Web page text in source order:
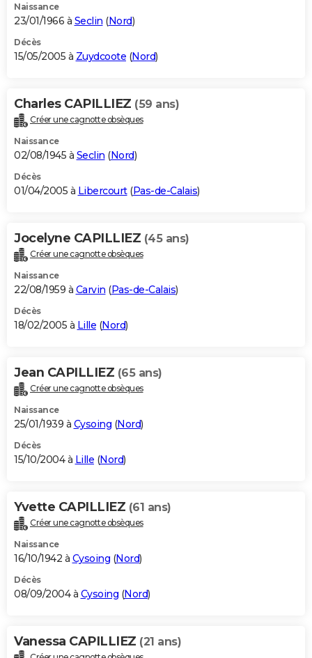
Naissance
23/01/1966 à Seclin (Nord)
Décès
15/05/2005 à Zuydcoote (Nord)
Charles CAPILLIEZ (59 ans)
Créer une cagnotte obsèques
Naissance
02/08/1945 à Seclin (Nord)
Décès
01/04/2005 à Libercourt(Pas-de-Calais)
Jocelyne CAPILLIEZ (45 ans)
Créer une cagnotte obsèques
Naissance
22/08/1959 à Carvin (Pas-de-Calais)
Décès
18/02/2005 à Lille (Nord)
Jean CAPILLIEZ (65 ans)
Créer une cagnotte obsèques
Naissance
25/01/1939 à Cysoing (Nord)
Décès
15/10/2004 à Lille (Nord)
Yvette CAPILLIEZ (61 ans)
Créer une cagnotte obsèques
Naissance
16/10/1942 à Cysoing (Nord)
Décès
08/09/2004 à Cysoing (Nord)
Vanessa CAPILLIEZ (21 ans)